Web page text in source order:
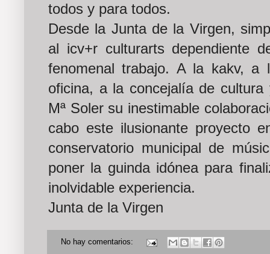
todos y para todos.
Desde la Junta de la Virgen,
al icv+r culturarts dependiente
fenomenal trabajo. A la kakv,
oficina, a la concejalía de
Mª Soler su inestimable
cabo este ilusionante proyecto
conservatorio municipal de
poner la guinda idónea para
inolvidable experiencia.
Junta de la Virgen
No hay comentarios: